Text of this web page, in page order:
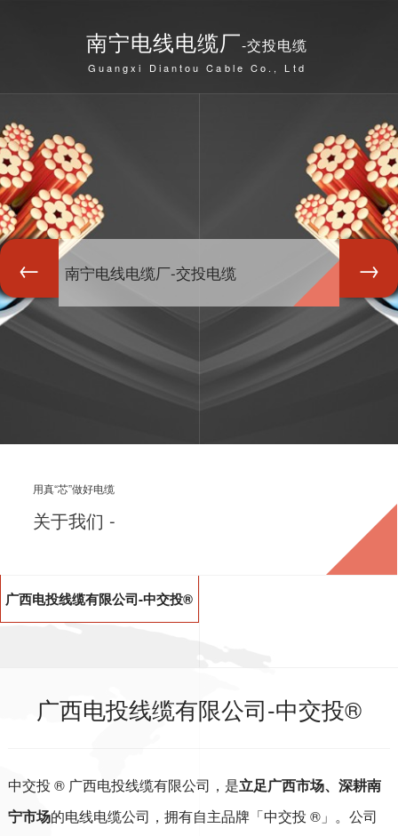
南宁电线电缆厂-交投电缆
Guangxi Diantou Cable Co., Ltd
南宁电线电缆厂-交投电缆
用真“芯”做好电缆
关于我们 -
广西电投线缆有限公司-中交投
®
广西电投线缆有限公司-中交投®
广西电投线缆有限公司-中交投®
中交投 ® 广西电投线缆有限公司，是立足广西市场、深耕南
宁市场的电线电缆公司，拥有自主品牌「中交投 ®」。公司